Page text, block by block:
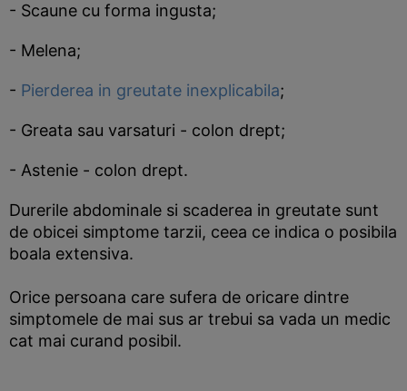
- Scaune cu forma ingusta;
- Melena;
- Pierderea in greutate inexplicabila;
- Greata sau varsaturi - colon drept;
- Astenie - colon drept.
Durerile abdominale si scaderea in greutate sunt
de obicei simptome tarzii, ceea ce indica o posibila
boala extensiva.
Orice persoana care sufera de oricare dintre
simptomele de mai sus ar trebui sa vada un medic
cat mai curand posibil.